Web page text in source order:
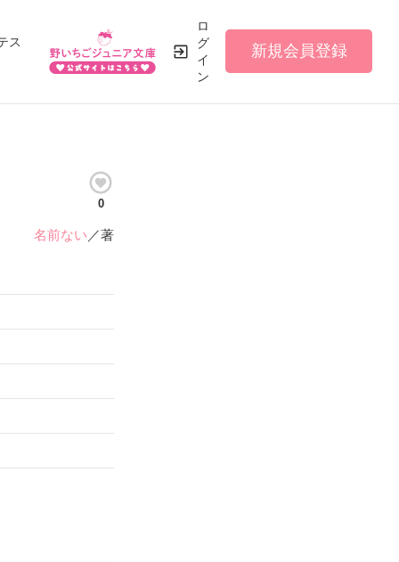
ス
ロ
グ
イ
ン
新規会員登録
0
名前ない ／著